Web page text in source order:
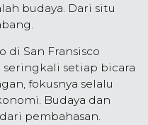
budaya. Dari situ
di San Fransisco
seringkali setiap bicara
fokusnya selalu
Budaya dan
pembahasan.